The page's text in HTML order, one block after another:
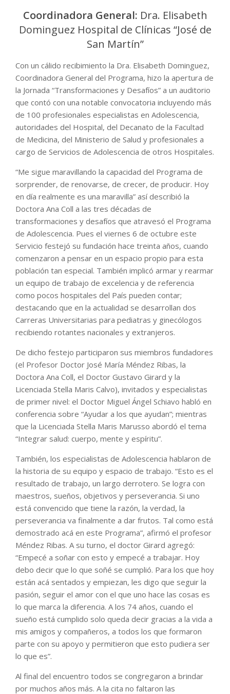
Coordinadora General: Dra. Elisabeth
Dominguez Hospital de Clínicas “José de
San Martín”
Con un cálido recibimiento la Dra. Elisabeth Dominguez,
Coordinadora General del Programa, hizo la apertura de
la Jornada “Transformaciones y Desafíos” a un auditorio
que contó con una notable convocatoria incluyendo más
de 100 profesionales especialistas en Adolescencia,
autoridades del Hospital, del Decanato de la Facultad
de Medicina, del Ministerio de Salud y profesionales a
cargo de Servicios de Adolescencia de otros Hospitales.
“Me sigue maravillando la capacidad del Programa de
sorprender, de renovarse, de crecer, de producir. Hoy
en día realmente es una maravilla” así describió la
Doctora Ana Coll a las tres décadas de
transformaciones y desafíos que atravesó el Programa
de Adolescencia. Pues el viernes 6 de octubre este
Servicio festejó su fundación hace treinta años, cuando
comenzaron a pensar en un espacio propio para esta
población tan especial. También implicó armar y rearmar
un equipo de trabajo de excelencia y de referencia
como pocos hospitales del País pueden contar;
destacando que en la actualidad se desarrollan dos
Carreras Universitarias para pediatras y ginecólogos
recibiendo rotantes nacionales y extranjeros.
De dicho festejo participaron sus miembros fundadores
(el Profesor Doctor José María Méndez Ribas, la
Doctora Ana Coll, el Doctor Gustavo Girard y la
Licenciada Stella Maris Calvo), invitados y especialistas
de primer nivel: el Doctor Miguel Ángel Schiavo habló en
conferencia sobre “Ayudar a los que ayudan”; mientras
que la Licenciada Stella Maris Marusso abordó el tema
“Integrar salud: cuerpo, mente y espíritu”.
También, los especialistas de Adolescencia hablaron de
la historia de su equipo y espacio de trabajo. “Esto es el
resultado de trabajo, un largo derrotero. Se logra con
maestros, sueños, objetivos y perseverancia. Si uno
está convencido que tiene la razón, la verdad, la
perseverancia va finalmente a dar frutos. Tal como está
demostrado acá en este Programa”, afirmó el profesor
Méndez Ribas. A su turno, el doctor Girard agregó:
“Empecé a soñar con esto y empecé a trabajar. Hoy
debo decir que lo que soñé se cumplió. Para los que hoy
están acá sentados y empiezan, les digo que seguir la
pasión, seguir el amor con el que uno hace las cosas es
lo que marca la diferencia. A los 74 años, cuando el
sueño está cumplido solo queda decir gracias a la vida a
mis amigos y compañeros, a todos los que formaron
parte con su apoyo y permitieron que esto pudiera ser
lo que es”.
Al final del encuentro todos se congregaron a brindar
por muchos años más. A la cita no faltaron las